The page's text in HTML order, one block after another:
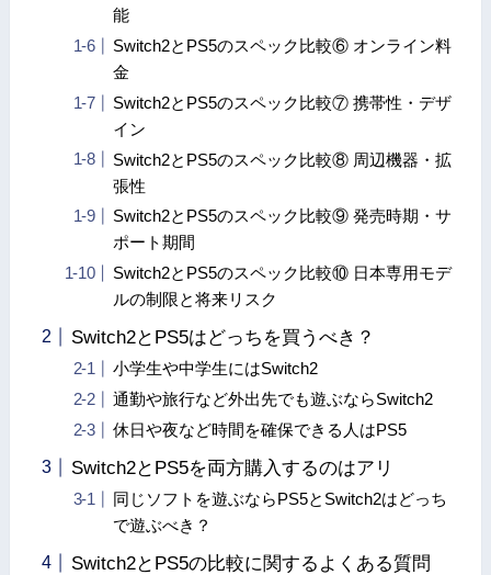
能
Switch2とPS5のスペック比較⑥ オンライン料
金
Switch2とPS5のスペック比較⑦ 携帯性・デザ
イン
Switch2とPS5のスペック比較⑧ 周辺機器・拡
張性
Switch2とPS5のスペック比較⑨ 発売時期・サ
ポート期間
Switch2とPS5のスペック比較⑩ 日本専用モデ
ルの制限と将来リスク
Switch2とPS5はどっちを買うべき？
小学生や中学生にはSwitch2
通勤や旅行など外出先でも遊ぶならSwitch2
休日や夜など時間を確保できる人はPS5
Switch2とPS5を両方購入するのはアリ
同じソフトを遊ぶならPS5とSwitch2はどっち
で遊ぶべき？
Switch2とPS5の比較に関するよくある質問